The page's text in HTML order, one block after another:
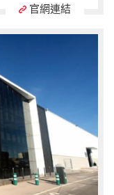
官網連結